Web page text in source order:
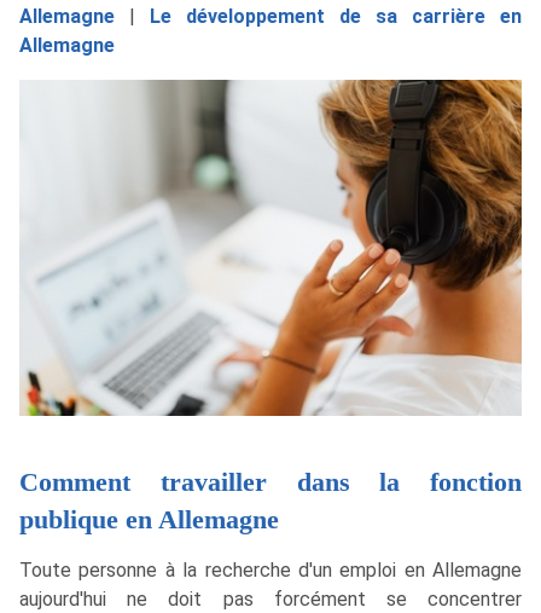
Allemagne | Le développement de sa carrière en
Allemagne
Comment travailler dans la fonction
publique en Allemagne
Toute personne à la recherche d'un emploi en Allemagne
aujourd'hui ne doit pas forcément se concentrer